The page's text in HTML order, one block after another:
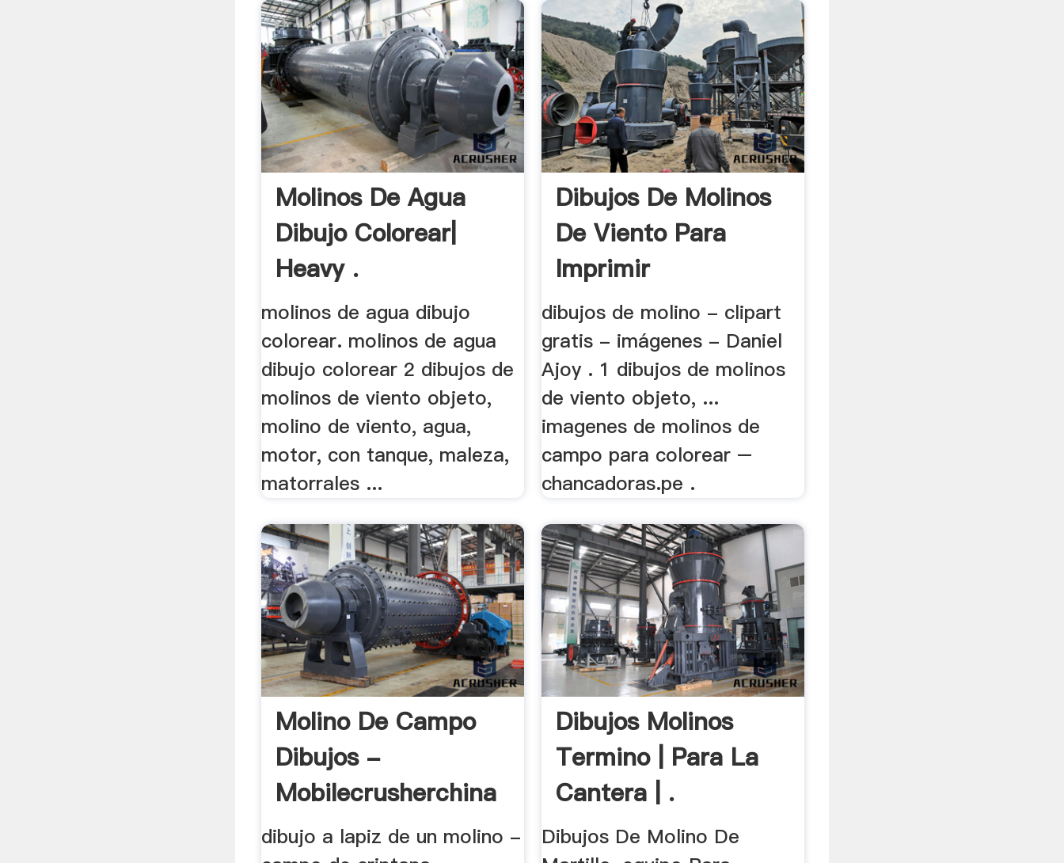
Molinos De Agua
Dibujo Colorear|
Heavy .
molinos de agua dibujo
colorear. molinos de agua
dibujo colorear 2 dibujos de
molinos de viento objeto,
molino de viento, agua,
motor, con tanque, maleza,
matorrales ...
Dibujos De Molinos
De Viento Para
Imprimir
dibujos de molino - clipart
gratis - imágenes - Daniel
Ajoy . 1 dibujos de molinos
de viento objeto, ...
imagenes de molinos de
campo para colorear –
chancadoras.pe .
Molino De Campo
Dibujos -
Mobilecrusherchina
dibujo a lapiz de un molino -
Dibujos Molinos
Termino | Para La
Cantera | .
Dibujos De Molino De